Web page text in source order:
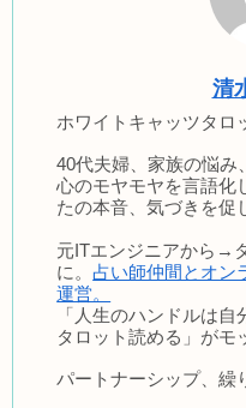
清
ホワイトキャッツタロ
40代夫婦、家族の悩み
心のモヤモヤを言語化
たの本音、気づきを促
元ITエンジニアから→
に。占い師仲間とオン
運営。
「人生のハンドルは
タロット読める」がモ
パートナーシップ、繰